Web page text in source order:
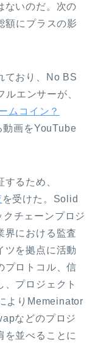
ないのだ。次の
額にプラスの影
ており、No BS
エンサーが、
ムコイン？
動画をYouTube
るため、
を受けた。Solid
チェーンプロジ
界における監査
ツを拠点に活動
プロトコル、信
プロジェクト
よりMemeinator
などのプロジ
を並べることに